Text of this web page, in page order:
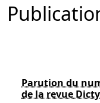
Parution du
de la revue